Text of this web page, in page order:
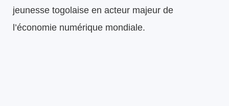
jeunesse togolaise en acteur majeur de
l’économie numérique mondiale.